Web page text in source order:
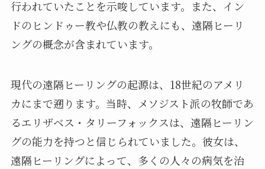
行われていたことを示唆しています。また、イン
ドのヒンドゥー教や仏教の教えにも、遠隔ヒーリ
ングの概念が含まれています。
現代の遠隔ヒーリングの起源は、18世紀のアメリ
カにまで遡ります。当時、メソジスト派の牧師であ
るエリザベス・タリーフォックスは、遠隔ヒーリン
グの能力を持つと信じられていました。彼女は、
遠隔ヒーリングによって、多くの人々の病気を治